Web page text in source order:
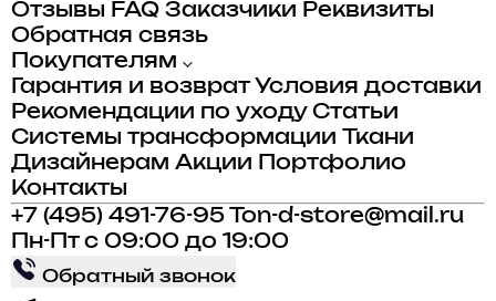
Отзывы FAQ Заказчики Реквизиты
Обратная связь
Покупателям
Гарантия и возврат Условия доставки
Рекомендации по уходу Статьи
Системы трансформации
Ткани
Дизайнерам Акции
Портфолио
Контакты
+7 (495) 491-76-95
Ton-d-store@mail.ru
Пн-Пт с 09:00 до 19:00
Обратный звонок